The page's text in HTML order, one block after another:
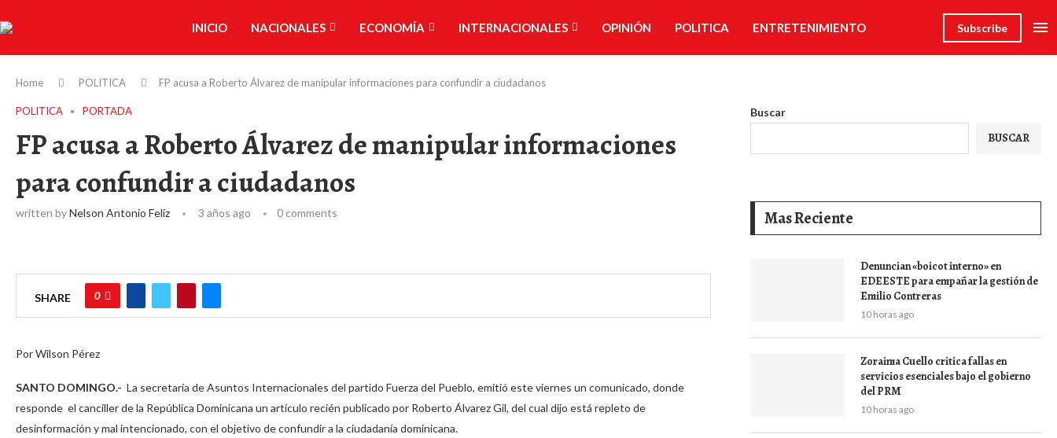
INICIO NACIONALES ECONOMÍA INTERNACIONALES OPINIÓN POLITICA ENTRETENIMIENTO Subscribe
Home POLITICA FP acusa a Roberto Álvarez de manipular informaciones para confundir a ciudadanos
POLITICA PORTADA
FP acusa a Roberto Álvarez de manipular informaciones
para confundir a ciudadanos
written byNelson Antonio Feliz 3 años ago 0 comments
SHARE 0
Por Wilson Pérez
SANTO DOMINGO.- La secretaría de Asuntos Internacionales del partido Fuerza del Pueblo, emitió este viernes un comunicado, donde
responde el canciller de la República Dominicana un artículo recién publicado por Roberto Álvarez Gil, del cual dijo está repleto de
desinformación y mal intencionado, con el objetivo de confundir a la ciudadanía dominicana.
Buscar
BUSCAR
Mas Reciente
Denuncian «boicot interno» en
EDEESTE para empañar la gestión de
Emilio Contreras
10 horas ago
Zoraima Cuello critica fallas en
servicios esenciales bajo el gobierno
del PRM
10 horas ago